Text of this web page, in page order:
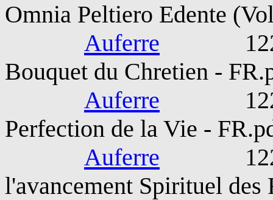
Omnia Peltiero Edente
Auferre 1221-
Bouquet du Chretien -
Auferre 1221-
Perfection de la Vie -
Auferre 1221-
l'avancement Spirituel